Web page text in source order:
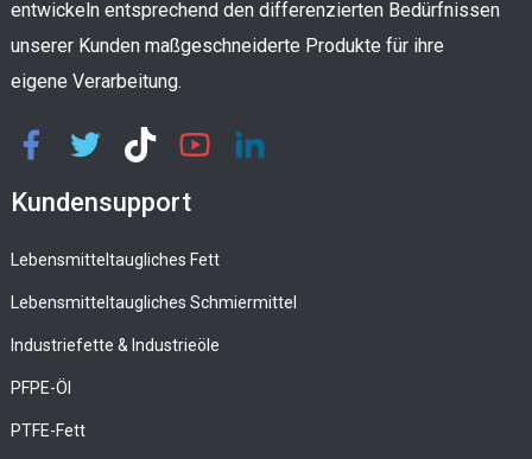
entwickeln entsprechend den differenzierten Bedürfnissen
unserer Kunden maßgeschneiderte Produkte für ihre
eigene Verarbeitung.
Kundensupport
Lebensmitteltaugliches Fett
Lebensmitteltaugliches Schmiermittel
Industriefette & Industrieöle
PFPE-Öl
PTFE-Fett